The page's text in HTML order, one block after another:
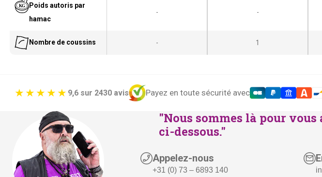
i
t
:
€
:
€
9
9
Poids autoris par
hamac
- -
Nombre de coussins - 1
Payez en toute sécurité avec
9,6 sur 2430 avis
"Nous sommes là pour
ci-dessous."
Appelez-nous
+31 (0) 73 – 6893 140